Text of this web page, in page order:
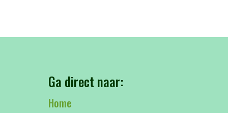
Ga direct naar:
Home